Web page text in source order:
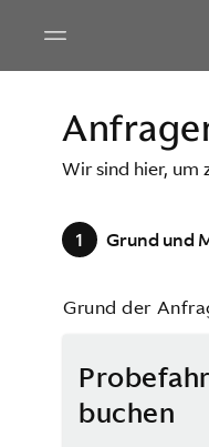
Wir sind hier, um
1 Grund und
Grund der
buchen